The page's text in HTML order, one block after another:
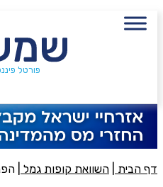
פורטל
דף הבית השוואת קופות גמל
שם מלא
פעולה נדרשת